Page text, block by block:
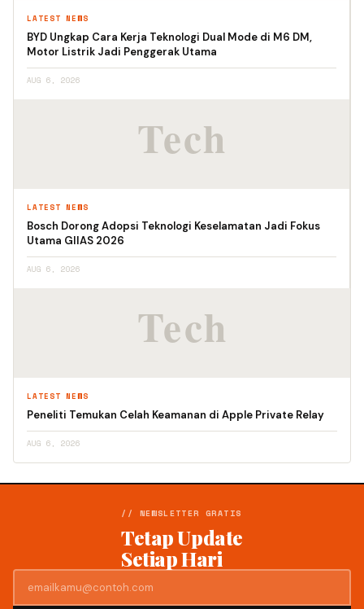
LATEST NEWS
BYD Ungkap Cara Kerja Teknologi Dual Mode di M6 DM,
Motor Listrik Jadi Penggerak Utama
AUG 6, 2026
LATEST NEWS
Bosch Dorong Adopsi Teknologi Keselamatan Jadi Fokus
Utama GIIAS 2026
AUG 6, 2026
LATEST NEWS
Peneliti Temukan Celah Keamanan di Apple Private Relay
AUG 6, 2026
// NEWSLETTER GRATIS
Tetap Update
Setiap Hari